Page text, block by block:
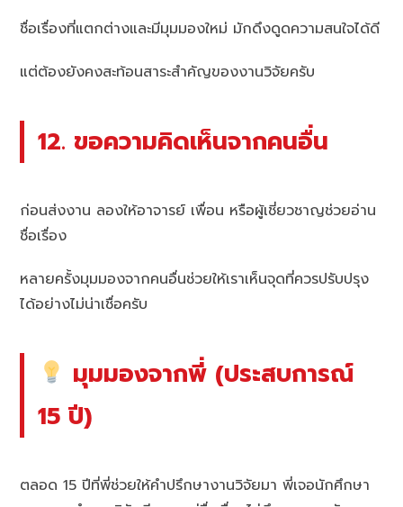
ชื่อเรื่องที่แตกต่างและมีมุมมองใหม่ มักดึงดูดความสนใจได้ดี
แต่ต้องยังคงสะท้อนสาระสำคัญของงานวิจัยครับ
12. ขอความคิดเห็นจากคนอื่น
ก่อนส่งงาน ลองให้อาจารย์ เพื่อน หรือผู้เชี่ยวชาญช่วยอ่าน
ชื่อเรื่อง
หลายครั้งมุมมองจากคนอื่นช่วยให้เราเห็นจุดที่ควรปรับปรุง
ได้อย่างไม่น่าเชื่อครับ
มุมมองจากพี่ (ประสบการณ์
15 ปี)
ตลอด 15 ปีที่พี่ช่วยให้คำปรึกษางานวิจัยมา พี่เจอนักศึกษา